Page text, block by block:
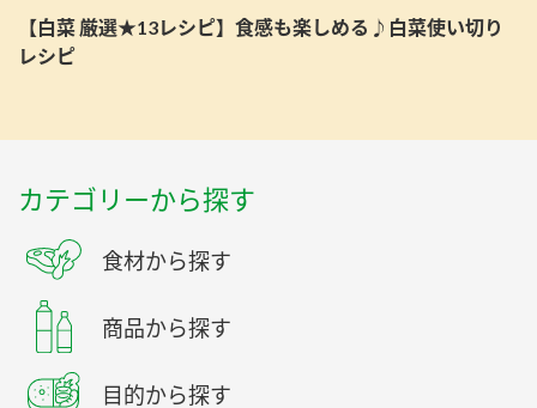
【白菜 厳選★13レシピ】食感も楽しめる♪白菜使い切り
レシピ
カテゴリーから探す
食材から探す
商品から探す
目的から探す